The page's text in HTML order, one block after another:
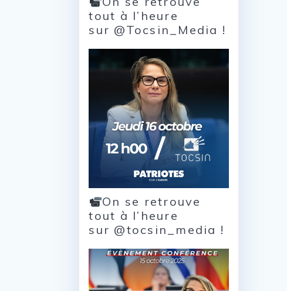
tout à l’heure
sur @Tocsin_Media !
On se retrouve
tout à l’heure
sur @tocsin_media !